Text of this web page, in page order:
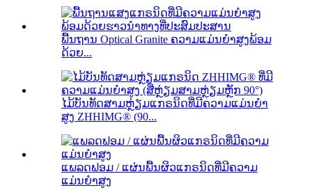
ພື້ນຖານ Optical Granite ຄວາມແມ່ນຍໍາສູງພ້ອມ
ດ້ວຍ...
ໄມ້ບັນທັດສາມຫຼ່ຽມແກຣນິດທີ່ມີຄວາມແມ່ນຍຳ
ສູງ ZHHIMG® (90...
ແພລດຟອມ / ແຜ່ນພື້ນຜິວແກຣນິດທີ່ມີຄວາມ
ແມ່ນຍໍາສູງ